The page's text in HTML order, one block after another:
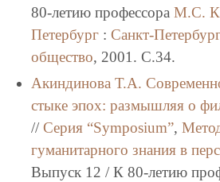
80-летию профессора М.С.
Петербург: Санкт-
общество, 2001. C.34.
Акиндинова Т.А.
стыке эпох: размышляя о
// Серия “Symposium”,
гуманитарного знания в
Выпуск 12 / К 80-летию